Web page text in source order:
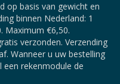
op basis van gewicht en
binnen Nederland: 1
Maximum €6,50.
verzonden. Verzending
Wanneer u uw bestelling
een rekenmodule de